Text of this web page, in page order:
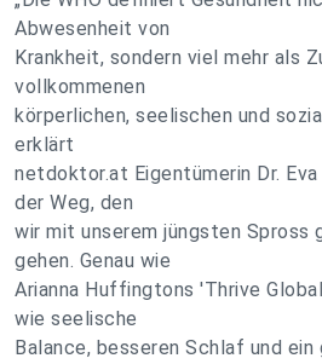
Abwesenheit von
Krankheit, sondern viel mehr als
vollkommenen
körperlichen, seelischen und
erklärt
netdoktor.at Eigentümerin Dr. Eva
der Weg, den
wir mit unserem jüngsten Spross
gehen. Genau wie
Arianna Huffingtons 'Thrive
wie seelische
Balance, besseren Schlaf und ein